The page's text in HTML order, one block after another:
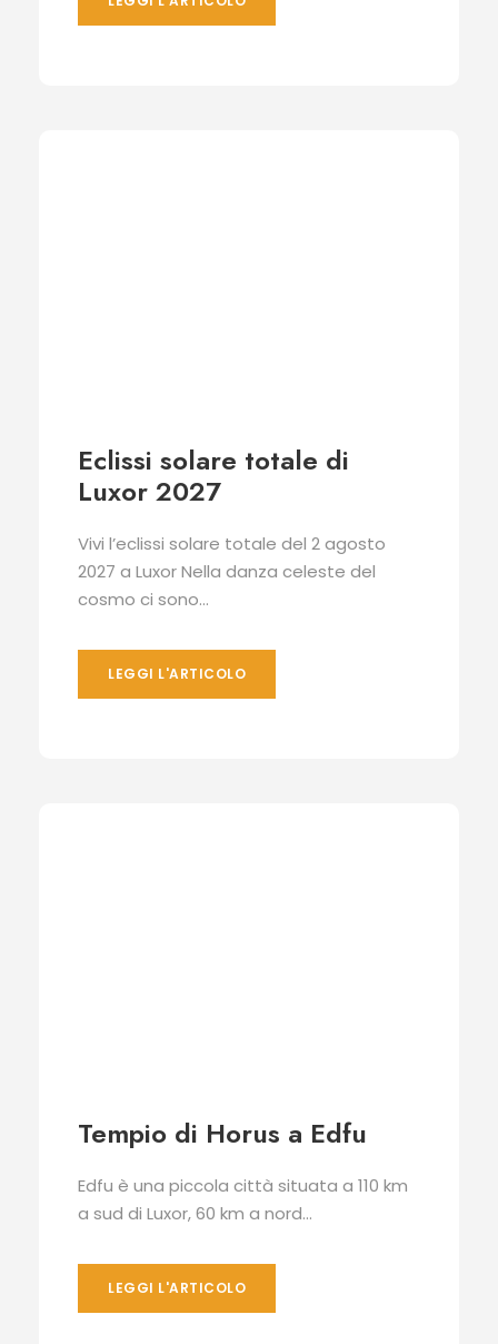
Eclissi solare totale di
Luxor 2027
Vivi l’eclissi solare totale del 2 agosto
2027 a Luxor Nella danza celeste del
cosmo ci sono...
LEGGI L'ARTICOLO
Tempio di Horus a Edfu
Edfu è una piccola città situata a 110 km
a sud di Luxor, 60 km a nord...
LEGGI L'ARTICOLO